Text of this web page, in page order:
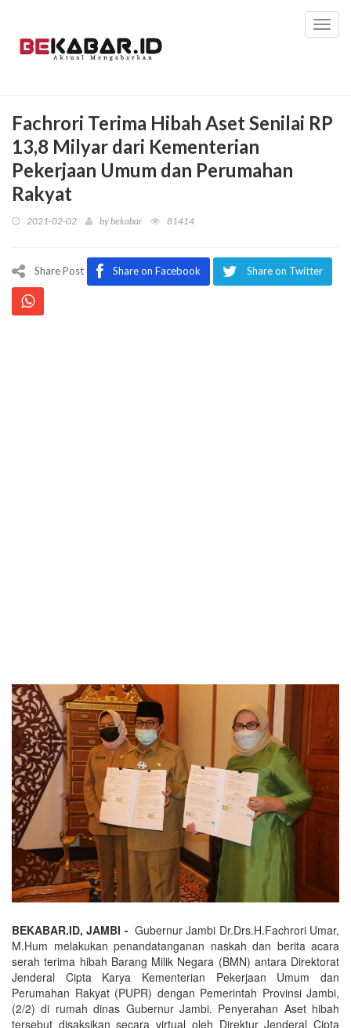
Fachrori Terima Hibah Aset Senilai RP
13,8 Milyar dari Kementerian
Pekerjaan Umum dan Perumahan
Rakyat
2021-02-02 bybekabar 81414
Share Post Share on Facebook Share on Twitter
BEKABAR.ID, JAMBI - Gubernur Jambi Dr.Drs.H.Fachrori Umar,
M.Hum melakukan penandatanganan naskah dan berita acara
serah terima hibah Barang Milik Negara (BMN) antara Direktorat
Jenderal Cipta Karya Kementerian Pekerjaan Umum dan
Perumahan Rakyat (PUPR) dengan Pemerintah Provinsi Jambi,
(2/2) di rumah dinas Gubernur Jambi. Penyerahan Aset hibah
tersebut disaksikan secara virtual oleh Direktur Jenderal Cipta